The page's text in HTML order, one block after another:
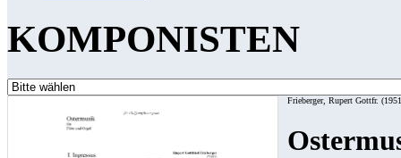
KOMPONISTEN
Frieberger, Rupert Gottfr.